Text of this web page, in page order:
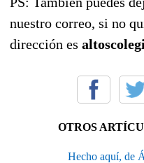
nuestro correo, si no
dirección es
OTROS
Hecho aquí, de